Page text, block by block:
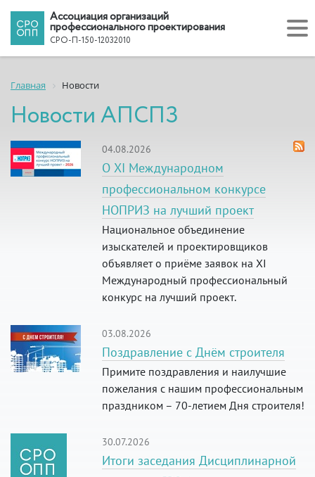
Ассоциация организаций
профессионального проектирования
СРО-П-150-12032010
Главная Новости
Новости АПСПЗ
04.08.2026
О XI Международном
профессиональном конкурсе
НОПРИЗ на лучший проект
Национальное объединение
изыскателей и проектировщиков
объявляет о приёме заявок на XI
Международный профессиональный
конкурс на лучший проект.
03.08.2026
Поздравление с Днём строителя
Примите поздравления и наилучшие
пожелания с нашим профессиональным
праздником – 70-летием Дня строителя!
30.07.2026
Итоги заседания Дисциплинарной